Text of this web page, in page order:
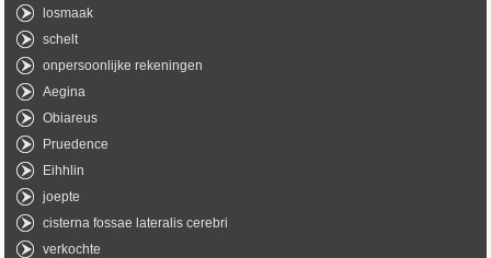
losmaak
schelt
onpersoonlijke rekeningen
Aegina
Obiareus
Pruedence
Eihhlin
joepte
cisterna fossae lateralis cerebri
verkochte